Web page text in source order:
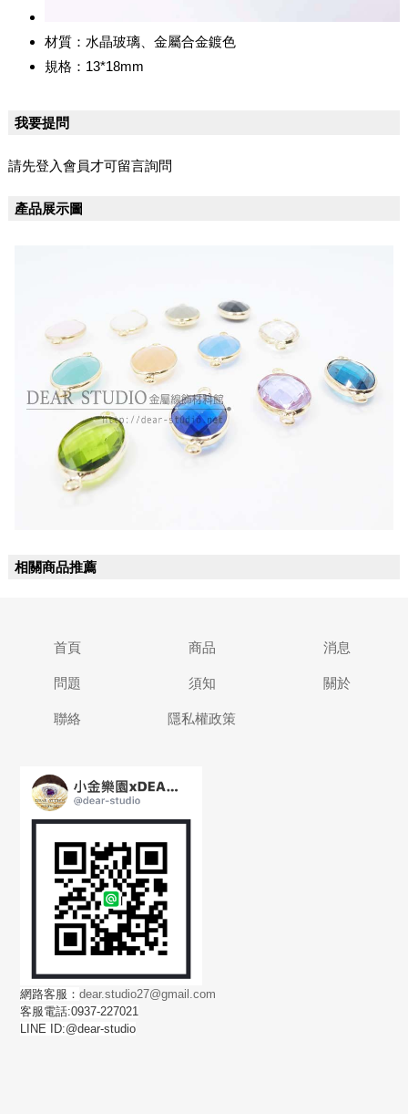
材質：水晶玻璃、金屬合金鍍色
規格：13*18mm
我要提問
請先登入會員才可留言詢問
產品展示圖
相關商品推薦
首頁 商品 消息
問題 須知 關於
聯絡 隱私權政策
網路客服：dear.studio27@gmail.com
客服電話:0937-227021
LINE ID:@dear-studio